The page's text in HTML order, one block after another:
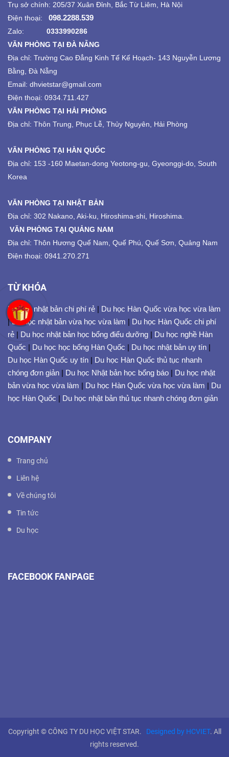
Trụ sở chính: 205/37 Xuân Đỉnh, Bắc Từ Liêm, Hà Nội
Điện thoại:
098.2288.539
Zalo: 0333990286
VĂN PHÒNG TẠI ĐÀ NẴNG
Địa chỉ: Trường Cao Đẳng Kinh Tế Kế Hoạch- 143 Nguyễn Lương
Bằng, Đà Nẵng
Email: dhvietstar@gmail.com
Điện thoại: 0934.711.427
VĂN PHÒNG TẠI HẢI PHÒNG
Địa chỉ: Thôn Trung, Phục Lễ, Thủy Nguyên, Hải Phòng
VĂN PHÒNG TẠI HÀN QUỐC
Địa chỉ: 153 -160 Maetan-dong Yeotong-gu, Gyeonggi-do, South
Korea
VĂN PHÒNG TẠI NHẬT BẢN
Địa chỉ: 302 Nakano, Aki-ku, Hiroshima-shi, Hiroshima.
VĂN PHÒNG TẠI QUẢNG NAM
Địa chỉ: Thôn Hương Quế Nam, Quế Phú, Quế Sơn, Quảng Nam
Điện thoại: 0941.270.271
TỪ KHÓA
Du học nhật bản chi phí rẻ | Du học Hàn Quốc vừa học vừa làm
|Du học nhật bản vừa học vừa làm | Du học Hàn Quốc chi phí
rẻ | Du học nhật bản học bổng điểu dưỡng | Du học nghề Hàn
Quốc | Du học học bổng Hàn Quốc | Du học nhật bản uy tín |
Du học Hàn Quốc uy tín | Du học Hàn Quốc thủ tục nhanh
chóng đơn giản | Du học Nhật bản học bổng báo | Du học nhật
bản vừa học vừa làm | Du học Hàn Quốc vừa học vừa làm | Du
học Hàn Quốc | Du học nhật bản thủ tục nhanh chóng đơn giản
COMPANY
Trang chủ
Liên hệ
Về chúng tôi
Tin tức
Du học
FACEBOOK FANPAGE
Copyright © CÔNG TY DU HỌC VIỆT STAR. Designed by HCVIET. All
rights reserved.